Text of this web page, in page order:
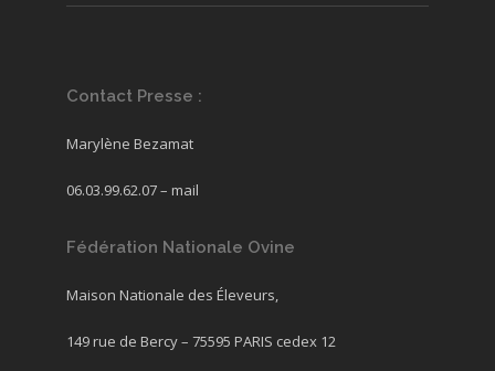
Contact Presse :
Marylène Bezamat
06.03.99.62.07 – mail
Fédération Nationale Ovine
Maison Nationale des Éleveurs,
149 rue de Bercy – 75595 PARIS cedex 12